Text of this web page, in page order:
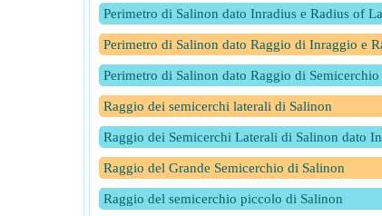
Perimetro di Salinon dato Inradius e Radius of
Perimetro di Salinon dato Raggio di Inraggio e
Perimetro di Salinon dato Raggio di
Raggio dei semicerchi laterali di Salinon
Raggio dei Semicerchi Laterali di Salinon dato
Raggio del Grande Semicerchio di Salinon
Raggio del semicerchio piccolo di Salinon